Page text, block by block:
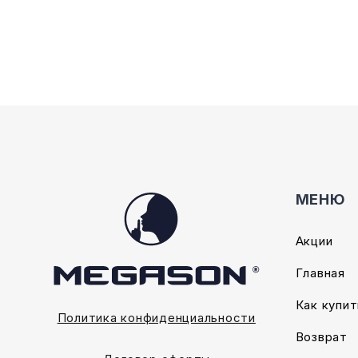
Политика конфиденциальности
МЕНЮ
Акции
Главная
Как
Возврат